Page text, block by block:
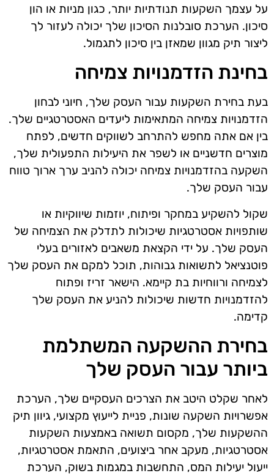
על עצמך השקעות תנודתיות יותר, כגון מניות או הון
סיכון. הערכת סובלנות הסיכון שלך יכולה לעזור לך
ליצור תיק מגוון שמאזן בין סיכון לתגמול.
בחינת הזדמנויות צמיחה
בעת בחירת השקעות עבור העסק שלך, חיוני לבחון
הזדמנויות צמיחה המתאימות ליעדים האסטרטגיים שלך.
בין אם אתה מחפש להתרחב לשווקים חדשים, לפתח
מוצרים חדשניים או לשפר את היעילות התפעולית שלך,
השקעה בהזדמנויות צמיחה יכולה להניב ערך ארוך טווח
עבור העסק שלך.
שקול להשקיע במחקר ופיתוח, יוזמות שיווקיות או
שותפויות אסטרטגיות שיכולות לתדלק את הצמיחה של
העסק שלך. על ידי הקצאת משאבים לאזורים בעלי
פוטנציאל לתשואות גבוהות, תוכל למקם את העסק שלך
לצמיחה ורווחיות בת קיימא. הישאר זריז ופתוח
להזדמנויות חדשות שיכולות להניע את העסק שלך
קדימה.
בחירת ההשקעה המשתלמת
ביותר עבור העסק שלך
לאחר שקלט היטב את הצרכים העסקיים שלך, הערכת
אפשרויות השקעה שונות, פניית לייעוץ מקצועי, גיוון תיק
ההשקעות שלך, מקסום תשואה באמצעות השקעות
אסטרטגיות, מעקב אחר ביצועים, התאמת אסטרטגיות,
ייעול יעילות המס, התחשבות במגמות בשוק, הערכת